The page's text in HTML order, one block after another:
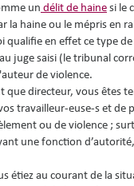
un délit de haine si le
la haine ou le mépris en
qualifie en effet ce type
juge saisi (le tribunal
de violence.
que directeur, vous êtes
travailleur-euse-s et de
ou de violence ;
une fonction
étiez au courant de la